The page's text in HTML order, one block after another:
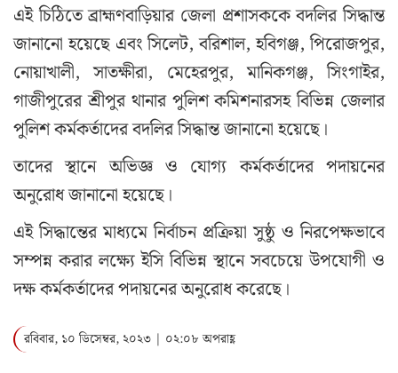
এই চিঠিতে ব্রাহ্মণবাড়িয়ার জেলা প্রশাসককে বদলির সিদ্ধান্ত
জানানো হয়েছে এবং সিলেট, বরিশাল, হবিগঞ্জ, পিরোজপুর,
নোয়াখালী, সাতক্ষীরা, মেহেরপুর, মানিকগঞ্জ, সিংগাইর,
গাজীপুরের শ্রীপুর থানার পুলিশ কমিশনারসহ বিভিন্ন জেলার
পুলিশ কর্মকর্তাদের বদলির সিদ্ধান্ত জানানো হয়েছে।
তাদের স্থানে অভিজ্ঞ ও যোগ্য কর্মকর্তাদের পদায়নের
অনুরোধ জানানো হয়েছে।
এই সিদ্ধান্তের মাধ্যমে নির্বাচন প্রক্রিয়া সুষ্ঠু ও নিরপেক্ষভাবে
সম্পন্ন করার লক্ষ্যে ইসি বিভিন্ন স্থানে সবচেয়ে উপযোগী ও
দক্ষ কর্মকর্তাদের পদায়নের অনুরোধ করেছে।
রবিবার, ১০ ডিসেম্বর, ২০২৩ | ০২:০৮ অপরাহ্ণ